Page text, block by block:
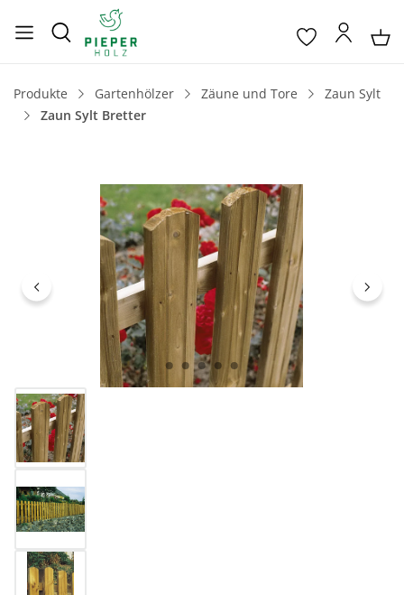
Produkte Gartenhölzer Zäune und Tore
Zaun Sylt
Zaun Sylt Bretter
Bildergalerie überspringen